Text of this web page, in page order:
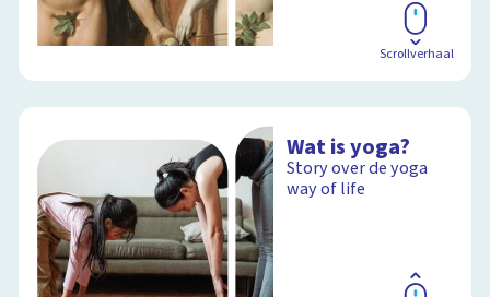
Scrollverhaal
Wat is yoga?
Story over de yoga
way of life